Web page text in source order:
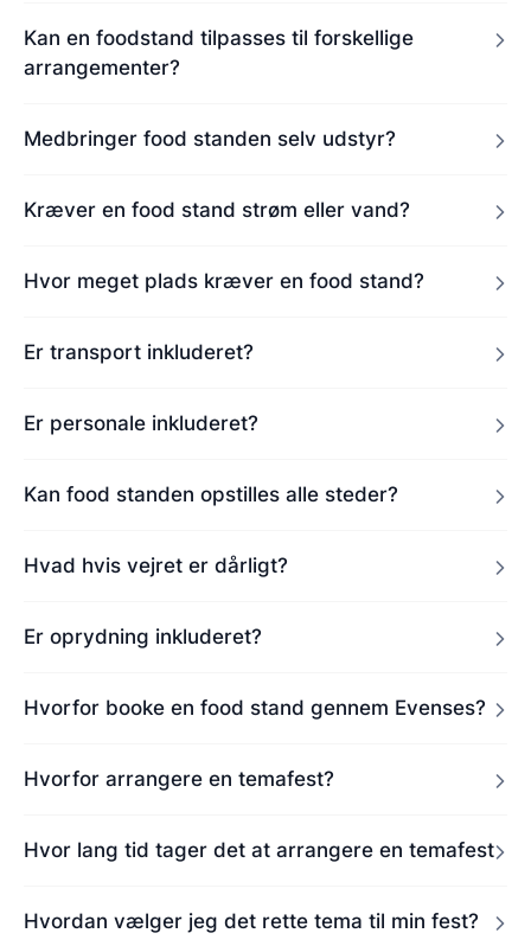
Kan en foodstand tilpasses til forskellige
arrangementer?
Medbringer food standen selv udstyr?
Kræver en food stand strøm eller vand?
Hvor meget plads kræver en food stand?
Er transport inkluderet?
Er personale inkluderet?
Kan food standen opstilles alle steder?
Hvad hvis vejret er dårligt?
Er oprydning inkluderet?
Hvorfor booke en food stand gennem Evenses?
Hvorfor arrangere en temafest?
Hvor lang tid tager det at arrangere en temafest
Hvordan vælger jeg det rette tema til min fest?